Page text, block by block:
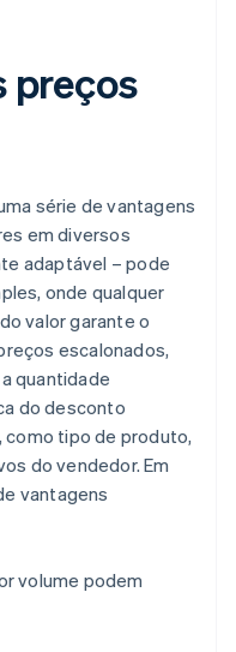
preços
série de vantagens
em diversos
adaptável – pode
onde qualquer
valor garante o
escalonados,
quantidade
do desconto
tipo de produto,
do vendedor. Em
vantagens
volume podem